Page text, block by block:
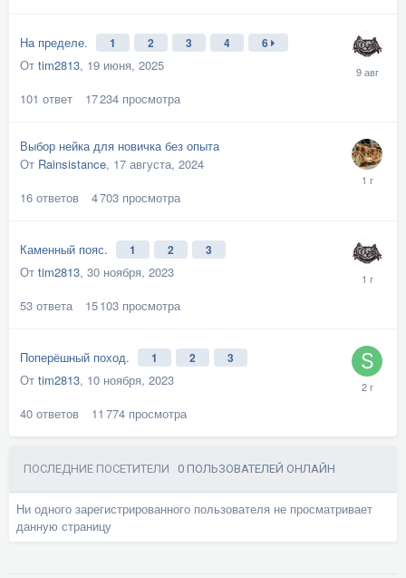
На пределе. 1 2 3 4 6
От tim2813, 19 июня, 2025
101 ответ 17 234 просмотра
Выбор нейка для новичка без опыта
От Rainsistance, 17 августа, 2024
16 ответов 4 703 просмотра
Каменный пояс. 1 2 3
От tim2813, 30 ноября, 2023
53 ответа 15 103 просмотра
Поперёшный поход. 1 2 3
От tim2813, 10 ноября, 2023
40 ответов 11 774 просмотра
ПОСЛЕДНИЕ ПОСЕТИТЕЛИ 0 ПОЛЬЗОВАТЕЛЕЙ ОНЛАЙН
Ни одного зарегистрированного пользователя не просматривает
данную страницу